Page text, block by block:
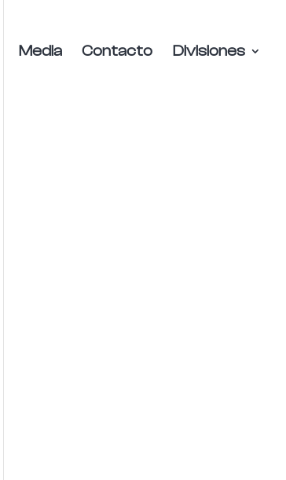
Media Contacto Divisiones